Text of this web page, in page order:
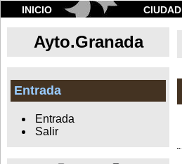
INICIO CIUDAD
Ayto.Granada
Entrada
Entrada
Salir